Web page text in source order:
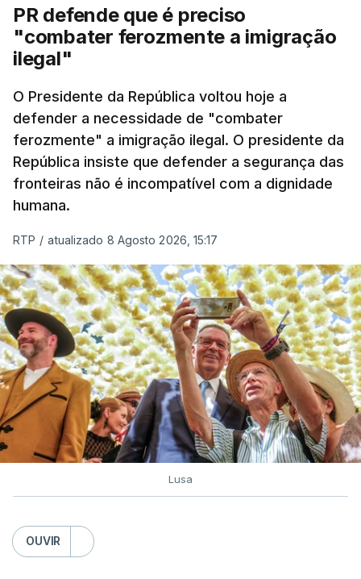
PR defende que é preciso
"combater ferozmente a imigração
ilegal"
O Presidente da República voltou hoje a
defender a necessidade de "combater
ferozmente" a imigração ilegal. O presidente da
República insiste que defender a segurança das
fronteiras não é incompatível com a dignidade
humana.
RTP / atualizado 8 Agosto 2026, 15:17
Lusa
OUVIR